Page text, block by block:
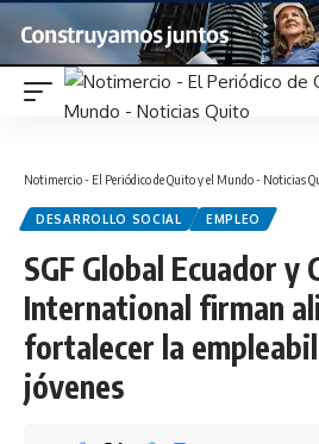
Notimercio - El Periódico de Quito y el Mundo - Noticias
DESARROLLO SOCIAL EMPLEO
SGF Global Ecuador y
International firman
fortalecer la
jóvenes